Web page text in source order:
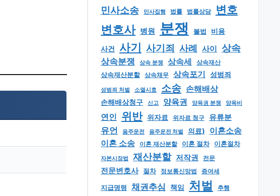
민사소송 민사집행 법률 법률상담
변호
변호사 병원 분쟁 불법 비용
사건 사기 사기죄 사례 사이 상속
상속분쟁 상속 분쟁 상속세 상속재산
상속재산분할 상속채무 상속포기 성범죄
성범죄 처벌 소멸시효 소송 손해배상
손해배상청구 신고 양육권 양육권 분쟁 양육비
연인 위반 위자료 위자료 청구 유류분
유언 음주운전 음주운전 처벌 의료) 이혼소송
이혼 소송 이혼 재산분할 이혼 절차 이혼절차
자본시장법 재산분할 저작권 전문
전문변호사 절차 정보통신망법 증여세
지급명령 채권추심 책임 처벌
추행